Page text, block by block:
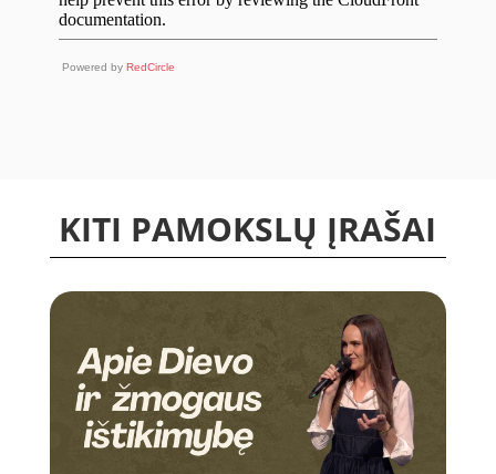
Powered by RedCircle
KITI PAMOKSLŲ ĮRAŠAI